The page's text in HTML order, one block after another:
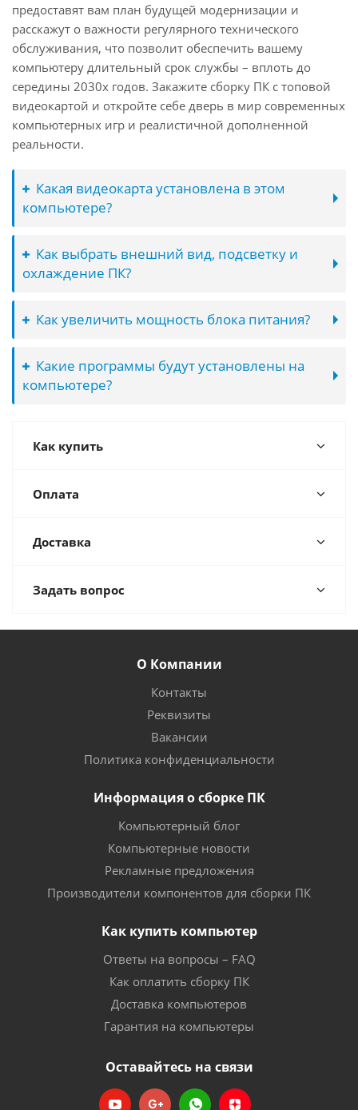
предоставят вам план будущей модернизации и
расскажут о важности регулярного технического
обслуживания, что позволит обеспечить вашему
компьютеру длительный срок службы – вплоть до
середины 2030х годов. Закажите сборку ПК с топовой
видеокартой и откройте себе дверь в мир современных
компьютерных игр и реалистичной дополненной
реальности.
Какая видеокарта установлена в этом
компьютере?
Как выбрать внешний вид, подсветку и
охлаждение ПК?
Как увеличить мощность блока питания?
Какие программы будут установлены на
компьютере?
Как купить
Оплата
Доставка
Задать вопрос
О Компании
Контакты
Реквизиты
Вакансии
Политика конфиденциальности
Информация о сборке ПК
Компьютерный блог
Компьютерные новости
Рекламные предложения
Производители компонентов для сборки ПК
Как купить компьютер
Ответы на вопросы – FAQ
Как оплатить сборку ПК
Доставка компьютеров
Гарантия на компьютеры
Оставайтесь на связи